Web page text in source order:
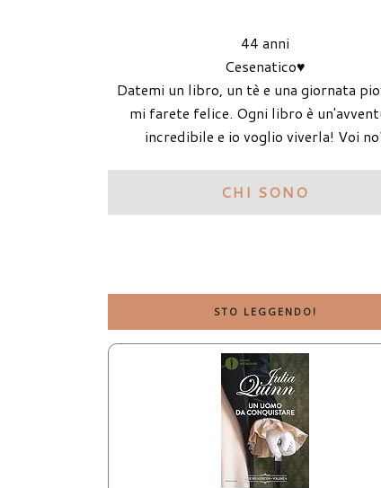
44 anni
Cesenatico♥
Datemi un libro, un tè e una giornata
mi farete felice. Ogni libro è
incredibile e io voglio viverla! Voi
CHI SONO
STO LEGGENDO!